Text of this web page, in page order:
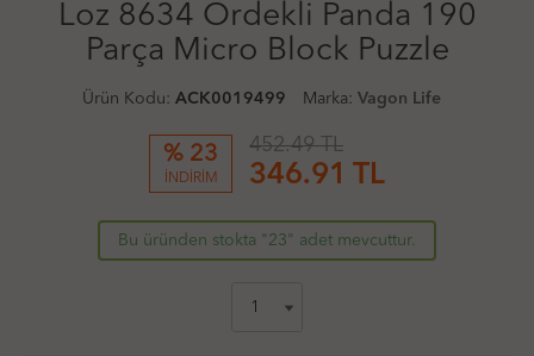
Loz 8634 Ördekli Panda 190
Parça Micro Block Puzzle
Ürün Kodu: ACK0019499 Marka: Vagon Life
% 23
İNDİRİM
452.49 TL
346.91 TL
Bu üründen stokta "23" adet mevcuttur.